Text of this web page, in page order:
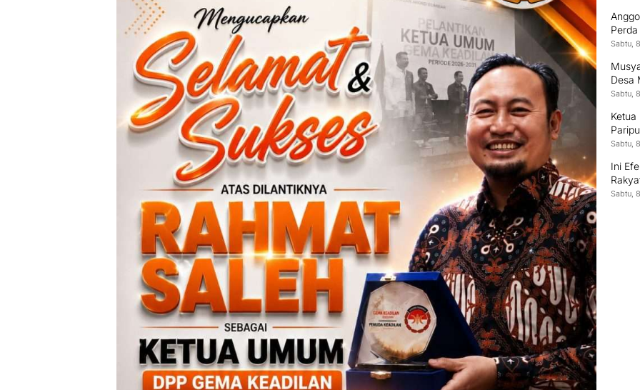
Sabtu,
Desa
Sabtu,
Ketua
Sabtu,
Ini
Sabtu,